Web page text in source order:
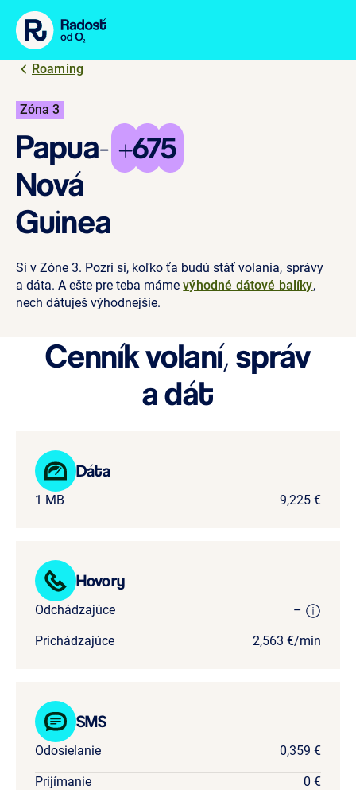
Preskočiť na obsah
Roaming
Zóna 3
Papua-
Nová
Guinea
+675
Si v Zóne 3. Pozri si, koľko ťa budú stáť volania, správy
a dáta. A ešte pre teba mámevýhodné dátové balíky,
nech dátuješ výhodnejšie.
Cenníkvolaní, správ
a dát
Dáta
1 MB 9,225 €
Hovory
Odchádzajúce –
Prichádzajúce 2,563 €/min
SMS
Odosielanie 0,359 €
Prijímanie 0 €